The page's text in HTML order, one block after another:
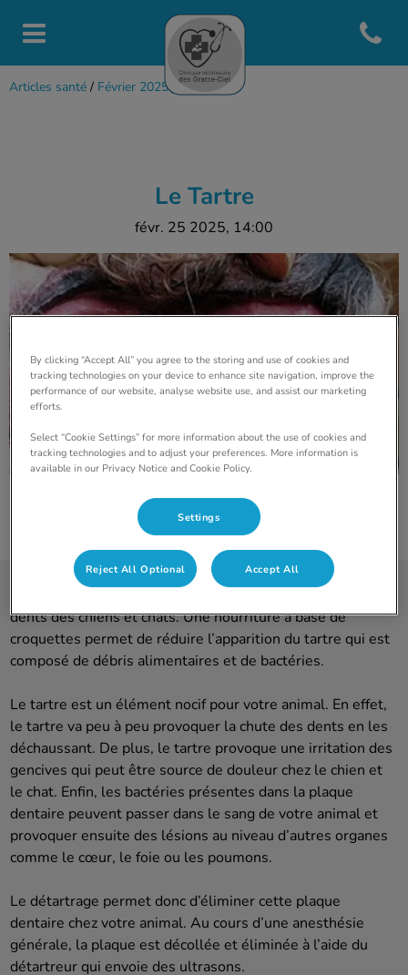
Page d'accueil de Clinique
Open
Articles santé / Février 2025/Le Tartre
Le Tartre
févr. 25 2025, 14:00
dents des chiens et chats. Une nourriture à base de
croquettes permet de réduire l’apparition du tartre qui est
composé de débris alimentaires et de bactéries.
Le tartre est un élément nocif pour votre animal. En effet,
le tartre va peu à peu provoquer la chute des dents en les
déchaussant. De plus, le tartre provoque une irritation des
gencives qui peut être source de douleur chez le chien et
le chat. Enfin, les bactéries présentes dans la plaque
dentaire peuvent passer dans le sang de votre animal et
provoquer ensuite des lésions au niveau d’autres organes
comme le cœur, le foie ou les poumons.
Le détartrage permet donc d’éliminer cette plaque
dentaire chez votre animal. Au cours d’une anesthésie
générale, la plaque est décollée et éliminée à l’aide du
détartreur qui envoie des ultrasons.
By clicking “Accept All” you agree to the storing and use of cookies and
tracking technologies on your device to enhance site navigation, improve the
performance of our website, analyse website use, and assist our marketing
efforts.
Select “Cookie Settings” for more information about the use of cookies and
tracking technologies and to adjust your preferences. More information is
available in our Privacy Notice and Cookie Policy.
Settings
Reject All Optional Accept All